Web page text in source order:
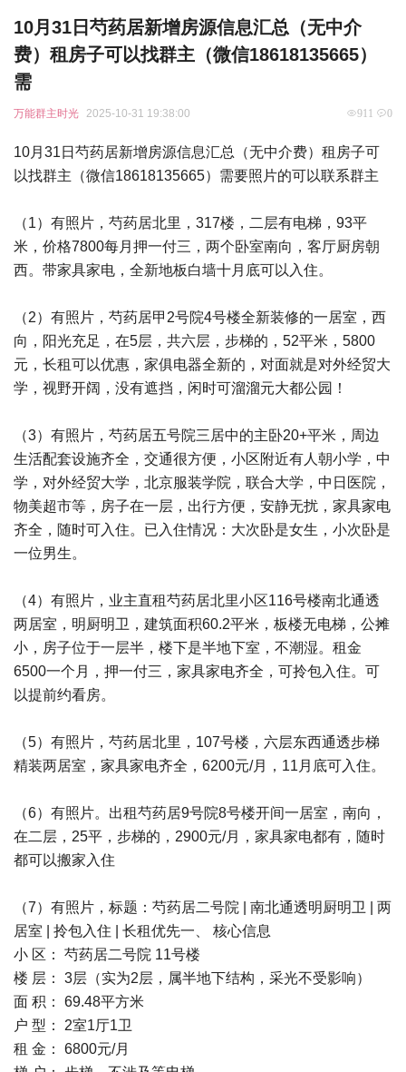
10月31日芍药居新增房源信息汇总（无中介
费）租房子可以找群主（微信18618135665）
需
万能群主时光 2025-10-31 19:38:00 911 0
10月31日芍药居新增房源信息汇总（无中介费）租房子可
以找群主（微信18618135665）需要照片的可以联系群主
（1）有照片，芍药居北里，317楼，二层有电梯，93平
米，价格7800每月押一付三，两个卧室南向，客厅厨房朝
西。带家具家电，全新地板白墙十月底可以入住。
（2）有照片，芍药居甲2号院4号楼全新装修的一居室，西
向，阳光充足，在5层，共六层，步梯的，52平米，5800
元，长租可以优惠，家俱电器全新的，对面就是对外经贸大
学，视野开阔，没有遮挡，闲时可溜溜元大都公园！
（3）有照片，芍药居五号院三居中的主卧20+平米，周边
生活配套设施齐全，交通很方便，小区附近有人朝小学，中
学，对外经贸大学，北京服装学院，联合大学，中日医院，
物美超市等，房子在一层，出行方便，安静无扰，家具家电
齐全，随时可入住。已入住情况：大次卧是女生，小次卧是
一位男生。
（4）有照片，业主直租芍药居北里小区116号楼南北通透
两居室，明厨明卫，建筑面积60.2平米，板楼无电梯，公摊
小，房子位于一层半，楼下是半地下室，不潮湿。租金
6500一个月，押一付三，家具家电齐全，可拎包入住。可
以提前约看房。
（5）有照片，芍药居北里，107号楼，六层东西通透步梯
精装两居室，家具家电齐全，6200元/月，11月底可入住。
（6）有照片。出租芍药居9号院8号楼开间一居室，南向，
在二层，25平，步梯的，2900元/月，家具家电都有，随时
都可以搬家入住
（7）有照片，标题：芍药居二号院 | 南北通透明厨明卫 | 两
居室 | 拎包入住 | 长租优先一、 核心信息
小 区： 芍药居二号院 11号楼
楼 层： 3层（实为2层，属半地下结构，采光不受影响）
面 积： 69.48平方米
户 型： 2室1厅1卫
租 金： 6800元/月